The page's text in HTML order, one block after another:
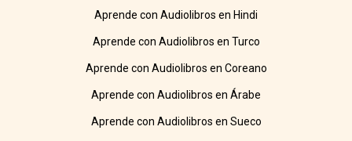
Aprende con Audiolibros en Hindi
Aprende con Audiolibros en Turco
Aprende con Audiolibros en Coreano
Aprende con Audiolibros en Árabe
Aprende con Audiolibros en Sueco